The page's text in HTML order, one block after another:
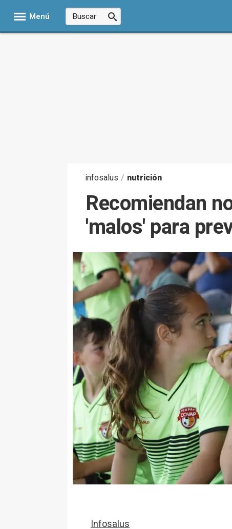
Menú
infosalus / nutrición
Recomiendan
'malos' para
Infosalus